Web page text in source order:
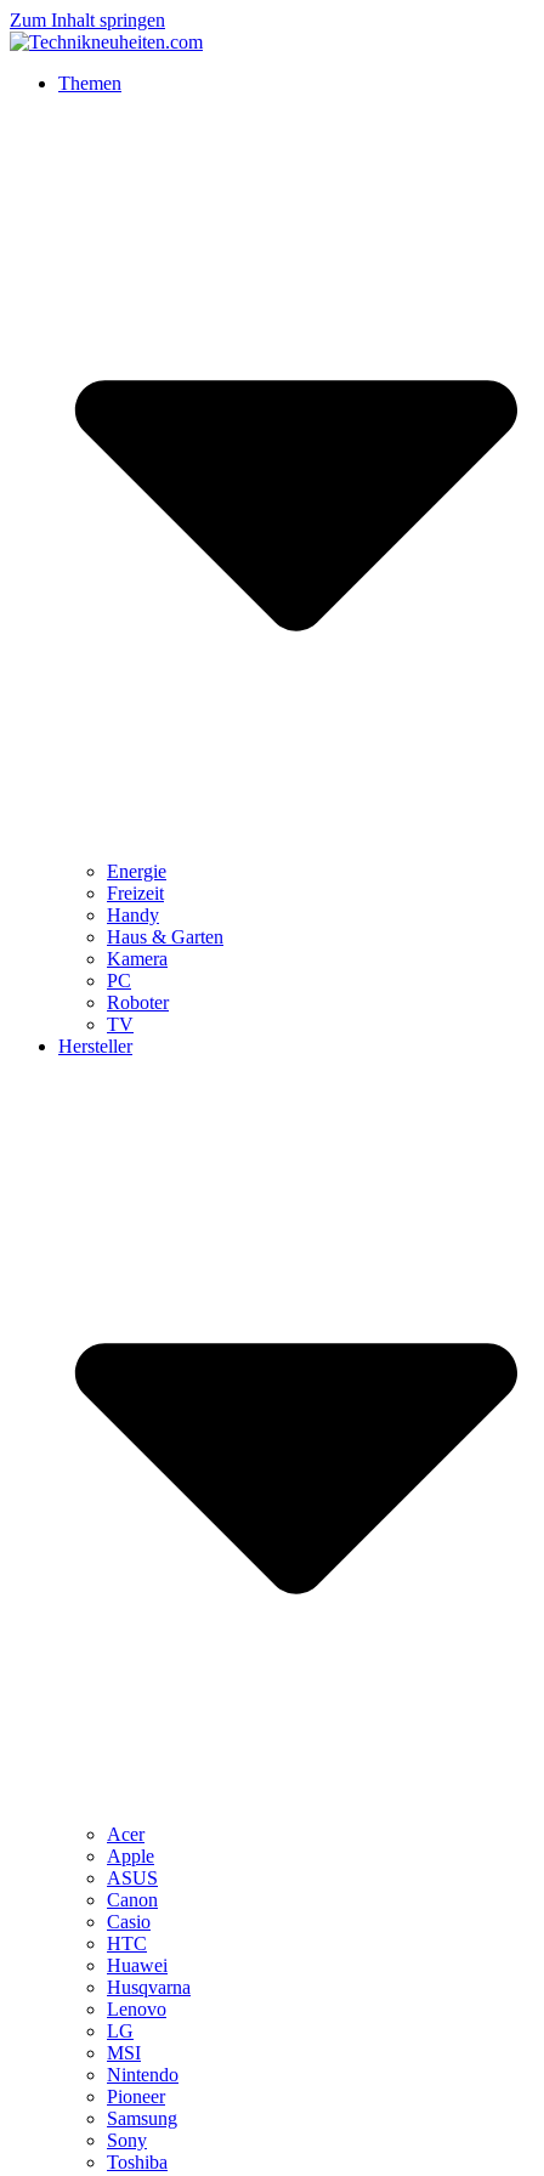
Zum Inhalt springen
Themen
Energie
Freizeit
Handy
Haus & Garten
Kamera
PC
Roboter
TV
Hersteller
Acer
Apple
ASUS
Canon
Casio
HTC
Huawei
Husqvarna
Lenovo
LG
MSI
Nintendo
Pioneer
Samsung
Sony
Toshiba